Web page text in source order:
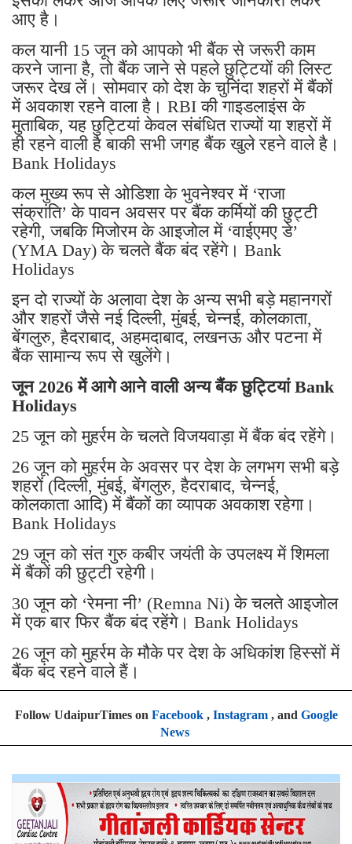
आए है।
कल यानी 15 जून को आपको भी बैंक से जरूरी काम
करने जाना है, तो बैंक जाने से पहले छुट्टियों की लिस्ट
जरूर देख लें। सोमवार को देश के चुनिंदा शहरों में बैंकों
में अवकाश रहने वाला है। RBI की गाइडलाइंस के
मुताबिक, यह छुट्टियां केवल संबंधित राज्यों या शहरों में
ही रहने वाली है बाकी सभी जगह बैंक खुले रहने वाले है।
Bank Holidays
कल मुख्य रूप से ओडिशा के भुवनेश्वर में ‘राजा
संक्रांति’ के पावन अवसर पर बैंक कर्मियों की छुट्टी
रहेगी, जबकि मिजोरम के आइजोल में ‘वाईएमए डे’
(YMA Day) के चलते बैंक बंद रहेंगे। Bank
Holidays
इन दो राज्यों के अलावा देश के अन्य सभी बड़े महानगरों
और शहरों जैसे नई दिल्ली, मुंबई, चेन्नई, कोलकाता,
बेंगलुरु, हैदराबाद, अहमदाबाद, लखनऊ और पटना में
बैंक सामान्य रूप से खुलेंगे।
जून 2026 में आगे आने वाली अन्य बैंक छुट्टियां Bank
Holidays
25 जून को मुहर्रम के चलते विजयवाड़ा में बैंक बंद रहेंगे।
26 जून को मुहर्रम के अवसर पर देश के लगभग सभी बड़े
शहरों (दिल्ली, मुंबई, बेंगलुरु, हैदराबाद, चेन्नई,
कोलकाता आदि) में बैंकों का व्यापक अवकाश रहेगा।
Bank Holidays
29 जून को संत गुरु कबीर जयंती के उपलक्ष्य में शिमला
में बैंकों की छुट्टी रहेगी।
30 जून को ‘रेमना नी’ (Remna Ni) के चलते आइजोल
में एक बार फिर बैंक बंद रहेंगे। Bank Holidays
26 जून को मुहर्रम के मौके पर देश के अधिकांश हिस्सों में
बैंक बंद रहने वाले हैं।
Follow UdaipurTimes on Facebook, Instagram, and Google
News